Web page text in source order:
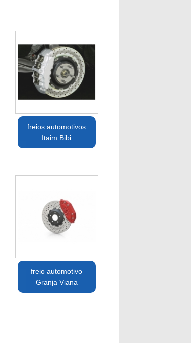
freios automotivos
Itaim Bibi
freio automotivo
Granja Viana